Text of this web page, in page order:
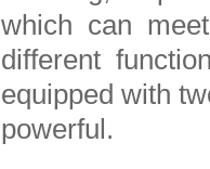
which can
different
equipped with
powerful.